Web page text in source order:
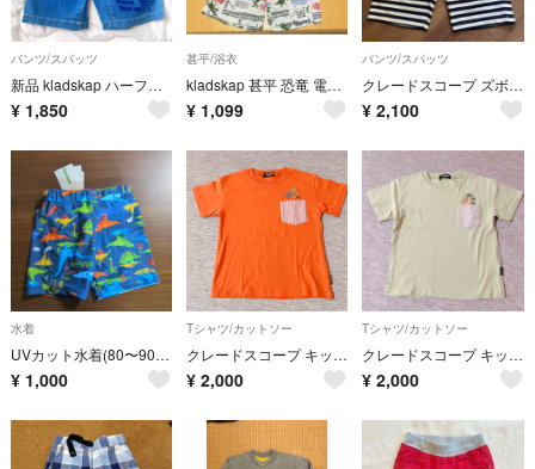
パンツ/スパッツ
新品 kladskap ハーフパンツ 90cm 恐竜
¥ 1,850
甚平/浴衣
kladskap 甚平 恐竜 電車柄 男の子 80〜90cm
¥ 1,099
パンツ/スパッツ
クレードスコープ ズボン 120
¥ 2,100
水着
UVカット水着(80〜90) 恐竜 klädskåp クレードスコープ
¥ 1,000
Tシャツ/カットソー
クレードスコープ キッズ Tシャツ 110㎝
¥ 2,000
Tシャツ/カットソー
クレードスコープ キッズ Tシャツ 110㎝
¥ 2,000